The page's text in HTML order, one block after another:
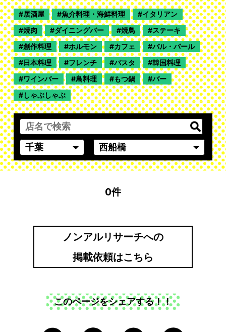
居酒屋 魚介料理・海鮮料理
イタリアン
焼肉
ダイニングバー 焼鳥
ステーキ
創作料理
ホルモン カフェ
バル・バール
日本料理
フレンチ パスタ
韓国料理
ワインバー
鳥料理 もつ鍋
バー
しゃぶしゃぶ
0件
ノンアルリサーチへの
掲載依頼はこちら
このページをシェアする！！